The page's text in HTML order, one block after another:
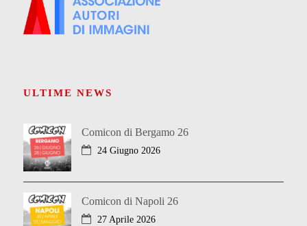
ULTIME NEWS
Comicon di Bergamo 26
24 Giugno 2026
Comicon di Napoli 26
27 Aprile 2026